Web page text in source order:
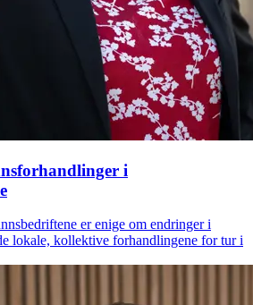
i
er enige om endringer i
lokale, kollektive forhandlingene for tur i